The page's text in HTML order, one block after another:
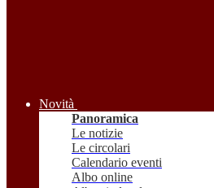
Novità
Panoramica
Le notizie
Le circolari
Calendario eventi
Albo online